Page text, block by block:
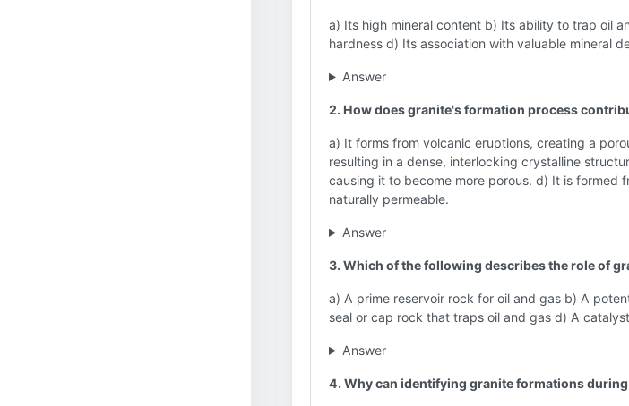
a) Its high mineral content b) Its ability to trap oil
hardness d) Its association with valuable mineral
Answer
2. How does granite's formation process
a) It forms from volcanic eruptions, creating a
resulting in a dense, interlocking crystalline
causing it to become more porous. d) It is formed
naturally permeable.
Answer
3. Which of the following describes the role of
a) A prime reservoir rock for oil and gas b) A
seal or cap rock that traps oil and gas d) A
Answer
4. Why can identifying granite formations